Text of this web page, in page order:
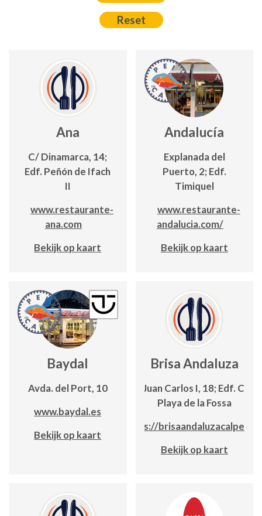
Ana
C/ Dinamarca, 14;
Edf. Peñón de Ifach
II
www.restaurante-
ana.com
Bekijk op kaart
Andalucía
Explanada del
Puerto, 2; Edf.
Timiquel
www.restaurante-
andalucia.com/
Bekijk op kaart
Baydal
Avda. del Port, 10
www.baydal.es
Bekijk op kaart
Brisa Andaluza
Avda. Juan Carlos I, 18; Edf.
Playa de la Fossa
https://
Bekijk op kaart